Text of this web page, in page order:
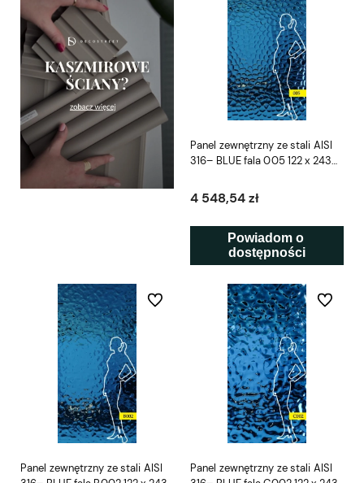
Panel zewnętrzny ze stali AISI
316– BLUE fala 005 122 x 243
4 548,54 zł
Powiadom o
dostępności
Panel zewnętrzny ze stali AISI
Do ulubionych
Panel zewnętrzny ze stali AISI
Do